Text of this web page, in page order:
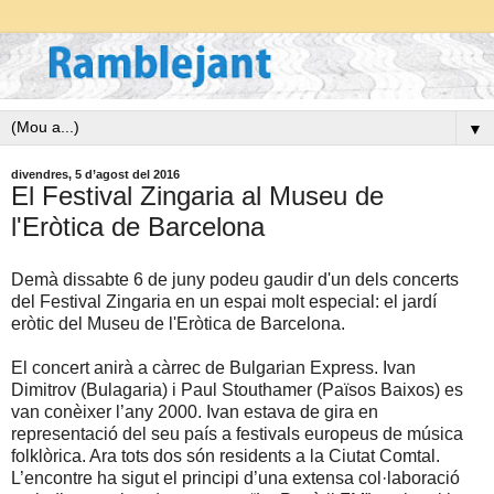
▼
divendres, 5 d’agost del 2016
El Festival Zingaria al Museu de
l'Eròtica de Barcelona
Demà dissabte 6 de juny podeu gaudir d'un dels concerts
del Festival Zingaria en un espai molt especial: el jardí
eròtic del Museu de l'Eròtica de Barcelona.
El concert anirà a càrrec de Bulgarian Express. Ivan
Dimitrov (Bulagaria) i Paul Stouthamer (Països Baixos) es
van conèixer l’any 2000. Ivan estava de gira en
representació del seu país a festivals europeus de música
folklòrica. Ara tots dos són residents a la Ciutat Comtal.
L’encontre ha sigut el principi d’una extensa col·laboració